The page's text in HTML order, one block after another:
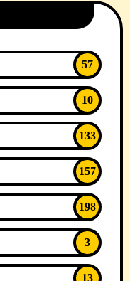
57
10
133
157
198
3
13